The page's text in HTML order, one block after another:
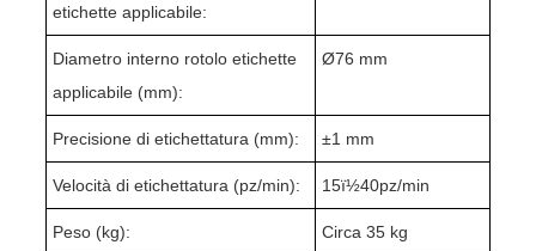
etichette applicabile:
Diametro interno rotolo etichette
applicabile (mm):
Ø76 mm
Precisione di etichettatura (mm): ±1 mm
Velocità di etichettatura (pz/min): 15ï½40pz/min
Peso (kg): Circa 35 kg